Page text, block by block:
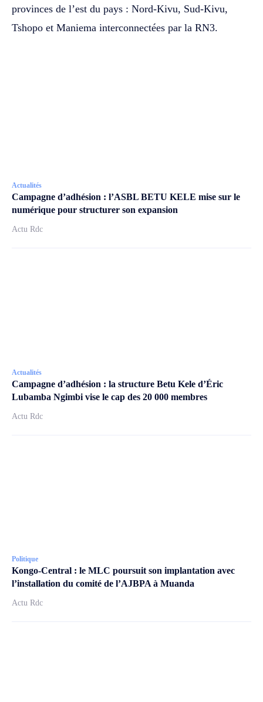
provinces de l’est du pays : Nord-Kivu, Sud-Kivu,
Tshopo et Maniema interconnectées par la RN3.
Actualités
Campagne d’adhésion : l’ASBL BETU KELE mise sur le
numérique pour structurer son expansion
Actu Rdc
Actualités
Campagne d’adhésion : la structure Betu Kele d’Éric
Lubamba Ngimbi vise le cap des 20 000 membres
Actu Rdc
Politique
Kongo-Central : le MLC poursuit son implantation avec
l’installation du comité de l’AJBPA à Muanda
Actu Rdc